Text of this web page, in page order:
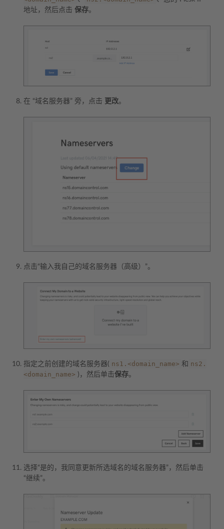
地址，然后点击 保存。
在 “域名服务器” 旁，点击 更改。
点击“输入我自己的域名服务器（高级）”。
指定之前创建的域名服务器( ns1.<domain_name> 和 ns2.
<domain_name> )，然后单击保存。
选择“是的，我同意更新所选域名的域名服务器”，然后单击
“继续”。